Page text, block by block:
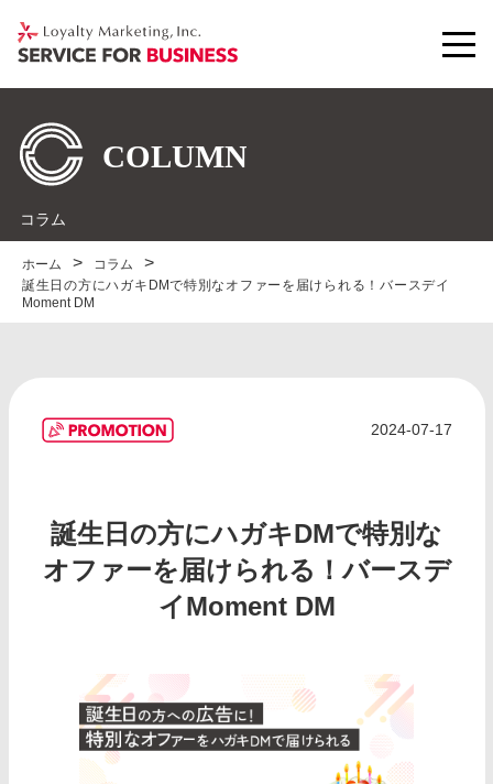
コラム
ホーム
コラム
誕生日の方にハガキDMで特別なオファーを届けられる！バースデイ
Moment DM
2024-07-17
誕生日の方にハガキDMで特別な
オファーを届けられる！バースデ
イMoment DM